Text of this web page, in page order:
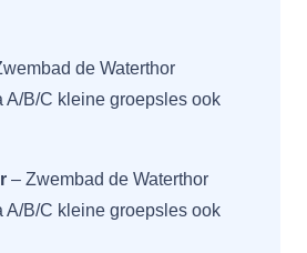
de Waterthor
A/B/C kleine groepsles ook
– Zwembad de Waterthor
A/B/C kleine groepsles ook